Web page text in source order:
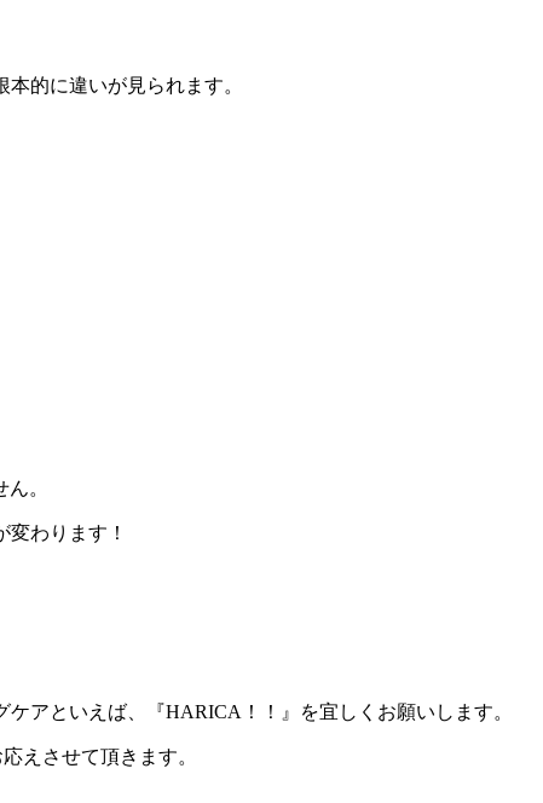
的に違いが見られます。
。
わります！
アといえば、『HARICA！！』を宜しくお願いします。
えさせて頂きます。